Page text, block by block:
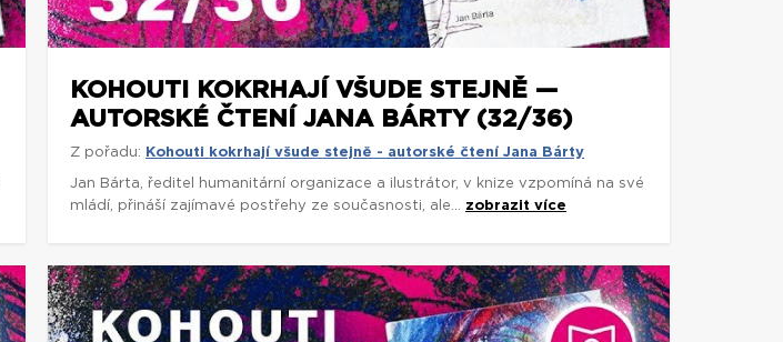
KOHOUTI KOKRHAJÍ VŠUDE STEJNĚ —
AUTORSKÉ ČTENÍ JANA BÁRTY (32/36)
Z pořadu: Kohouti kokrhají všude stejně - autorské čtení Jana Bárty
Jan Bárta, ředitel humanitární organizace a ilustrátor, v knize vzpomíná na své
mládí, přináší zajímavé postřehy ze současnosti, ale... zobrazit více